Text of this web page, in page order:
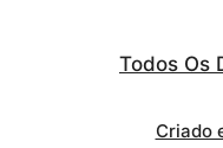
Todos Os
Criado